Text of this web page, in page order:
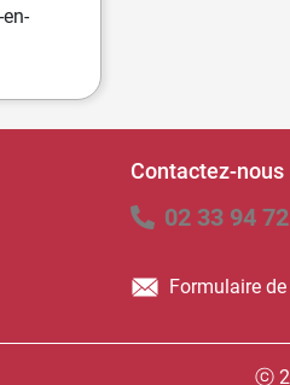
Contactez-nous
02 33 94
Formulaire
ⓒ